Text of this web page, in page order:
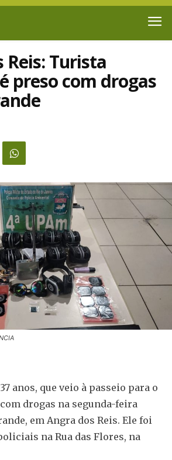
Reis: Turista
preso com drogas
anos, que veio à passeio para o
drogas na segunda-feira
em Angra dos Reis. Ele foi
na Rua das Flores, na